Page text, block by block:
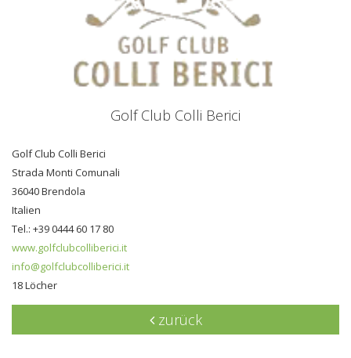
Golf Club Colli Berici
Golf Club Colli Berici
Strada Monti Comunali
36040 Brendola
Italien
Tel.: +39 0444 60 17 80
www.golfclubcolliberici.it
info@golfclubcolliberici.it
18 Löcher
zurück